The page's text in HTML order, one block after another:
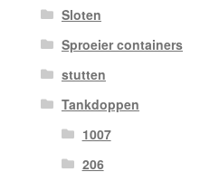
Sloten
Sproeier containers
stutten
Tankdoppen
1007
206